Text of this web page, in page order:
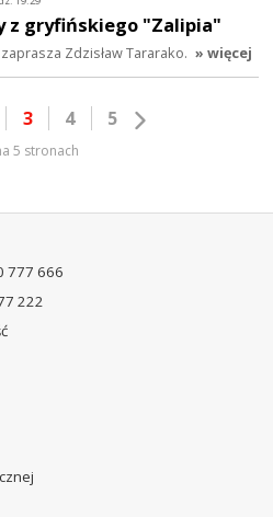
z gryfińskiego "Zalipia"
Zdzisław Tararako. » więcej
3 4 5
5 stronach
777 666
222